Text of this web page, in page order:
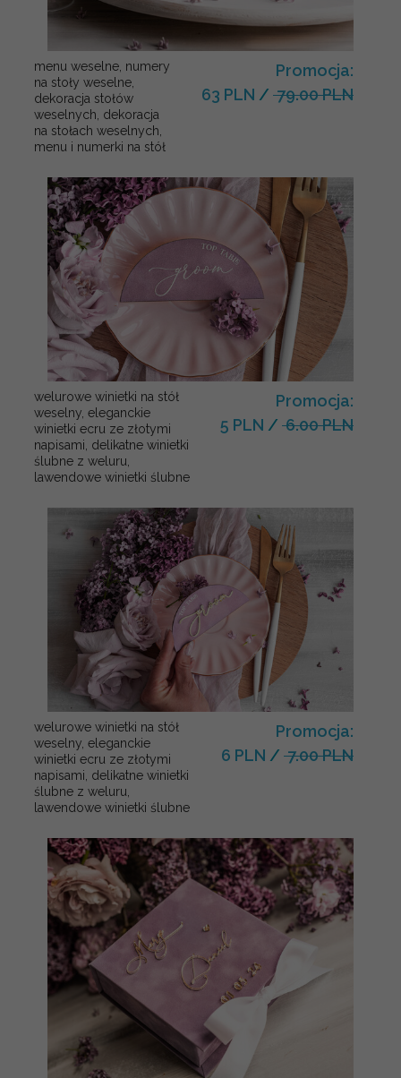
menu weselne, numery
na stoły weselne,
dekoracja stołów
weselnych, dekoracja
na stołach weselnych,
menu i numerki na stół
Promocja:
63 PLN / 79.00 PLN
welurowe winietki na stół
weselny, eleganckie
winietki ecru ze złotymi
napisami, delikatne winietki
ślubne z weluru,
lawendowe winietki ślubne
Promocja:
5 PLN / 6.00 PLN
welurowe winietki na stół
weselny, eleganckie
winietki ecru ze złotymi
napisami, delikatne winietki
ślubne z weluru,
lawendowe winietki ślubne
Promocja:
6 PLN / 7.00 PLN